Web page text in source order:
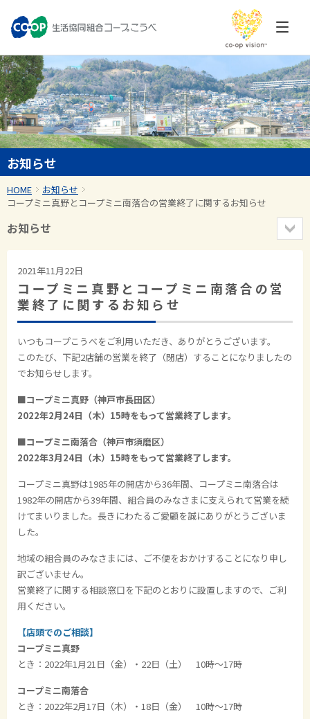
お知らせ
HOME
お知らせ
コープミニ真野とコープミニ南落合の営業終了に関するお知らせ
お知らせ
2021年11月22日
コープミニ真野とコープミニ南落合の営
業終了に関するお知らせ
いつもコープこうべをご利用いただき、ありがとうございます。
このたび、下記2店舗の営業を終了（閉店）することになりましたの
でお知らせします。
■コープミニ真野（神戸市長田区）
2022年2月24日（木）15時をもって営業終了します。
■コープミニ南落合（神戸市須磨区）
2022年3月24日（木）15時をもって営業終了します。
コープミニ真野は1985年の開店から36年間、コープミニ南落合は
1982年の開店から39年間、組合員のみなさまに支えられて営業を続
けてまいりました。長きにわたるご愛顧を誠にありがとうございま
した。
地域の組合員のみなさまには、ご不便をおかけすることになり申し
訳ございません。
営業終了に関する相談窓口を下記のとおりに設置しますので、ご利
用ください。
【店頭でのご相談】
コープミニ真野
とき：2022年1月21日（金）・22日（土） 10時～17時
コープミニ南落合
とき：2022年2月17日（木）・18日（金） 10時～17時